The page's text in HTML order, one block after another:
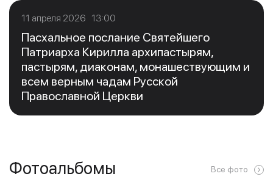
11 апреля 2026 13:00
Пасхальное послание Святейшего
Патриарха Кирилла архипастырям,
пастырям, диаконам, монашествующим и
всем верным чадам Русской
Православной Церкви
Фотоальбомы Все фото